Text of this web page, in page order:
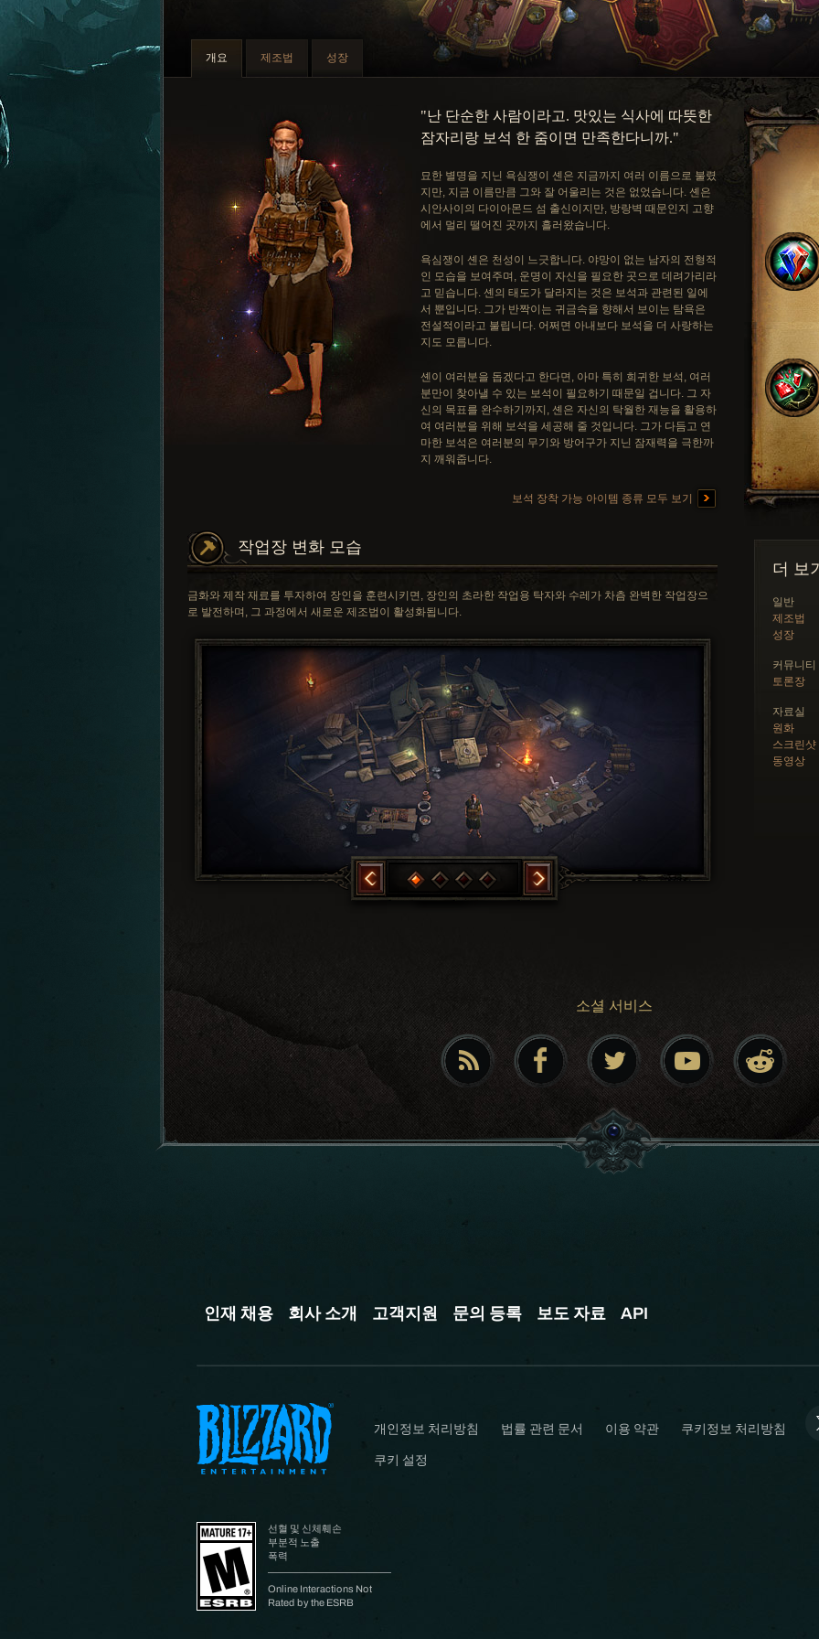
개요 제조법 성장
더 보
일반
제조법
성장
커뮤니티
토론장
자료실
원화
스크린샷
동영상
"난 단순한 사람이라고. 맛있는 식사에 따뜻한
잠자리랑 보석 한 줌이면 만족한다니까."
묘한 별명을 지닌 욕심쟁이 셴은 지금까지 여러 이름으로 불렸
지만, 지금 이름만큼 그와 잘 어울리는 것은 없었습니다. 셴은
시안사이의 다이아몬드 섬 출신이지만, 방랑벽 때문인지 고향
에서 멀리 떨어진 곳까지 흘러왔습니다.
욕심쟁이 셴은 천성이 느긋합니다. 야망이 없는 남자의 전형적
인 모습을 보여주며, 운명이 자신을 필요한 곳으로 데려가리라
고 믿습니다. 셴의 태도가 달라지는 것은 보석과 관련된 일에
서 뿐입니다. 그가 반짝이는 귀금속을 향해서 보이는 탐욕은
전설적이라고 불립니다. 어쩌면 아내보다 보석을 더 사랑하는
지도 모릅니다.
셴이 여러분을 돕겠다고 한다면, 아마 특히 희귀한 보석, 여러
분만이 찾아낼 수 있는 보석이 필요하기 때문일 겁니다. 그 자
신의 목표를 완수하기까지, 셴은 자신의 탁월한 재능을 활용하
여 여러분을 위해 보석을 세공해 줄 것입니다. 그가 다듬고 연
마한 보석은 여러분의 무기와 방어구가 지닌 잠재력을 극한까
지 깨워줍니다.
보석 장착 가능 아이템 종류 모두 보기
작업장 변화 모습
금화와 제작 재료를 투자하여 장인을 훈련시키면, 장인의 초라한 작업용 탁자와 수레가 차츰 완벽한 작업장으
로 발전하며, 그 과정에서 새로운 제조법이 활성화됩니다.
소셜 서비스